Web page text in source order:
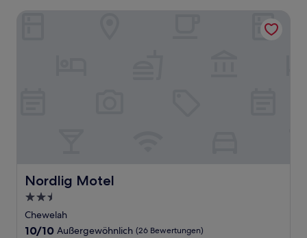
Nordlig Motel
Nordlig Motel
2.5-
Sterne-
Unterkunft
Chewelah
10.0
10/10 Außergewöhnlich (26 Bewertungen)